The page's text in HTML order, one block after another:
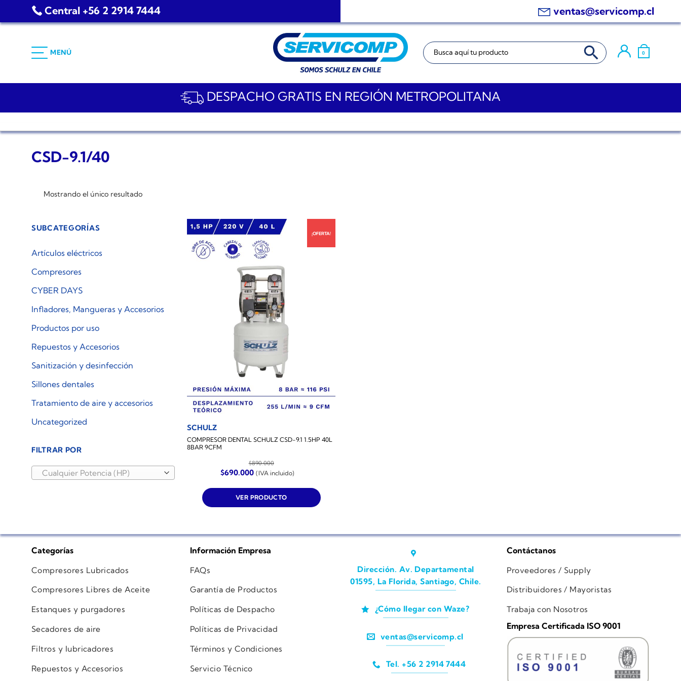
Central +56 2 2914 7444 ventas@servicomp.cl
MENÚ
Buscar: BOTÓN DE BÚSQUEDA
0
DESPACHO GRATIS EN REGIÓN METROPOLITANA
CSD-9.1/40
Mostrando el único resultado
SUBCATEGORÍAS
Artículos eléctricos
Compresores
CYBER DAYS
Infladores, Mangueras y Accesorios
Productos por uso
Repuestos y Accesorios
Sanitización y desinfección
Sillones dentales
Tratamiento de aire y accesorios
Uncategorized
FILTRAR POR
Cualquier Potencia (HP)
¡OFERTA!
SCHULZ
COMPRESOR DENTAL SCHULZ CSD-9.1 1.5HP 40L
8BAR 9CFM
$890.000
El
precio
original
$890.000.
$690.000El
precio
actual
es:
$690.000.
(IVA incluido)
VER PRODUCTO
Categorías
Compresores Lubricados
Compresores Libres de Aceite
Estanques y purgadores
Secadores de aire
Filtros y lubricadores
Repuestos y Accesorios
Información Empresa
FAQs
Garantía de Productos
Políticas de Despacho
Políticas de Privacidad
Términos y Condiciones
Servicio Técnico
Dirección. Av. Departamental
01595, La Florida, Santiago, Chile.
¿Cómo llegar con Waze?
ventas@servicomp.cl
Tel. +56 2 2914 7444
Contáctanos
Proveedores / Supply
Distribuidores / Mayoristas
Trabaja con Nosotros
Empresa Certificada ISO 9001